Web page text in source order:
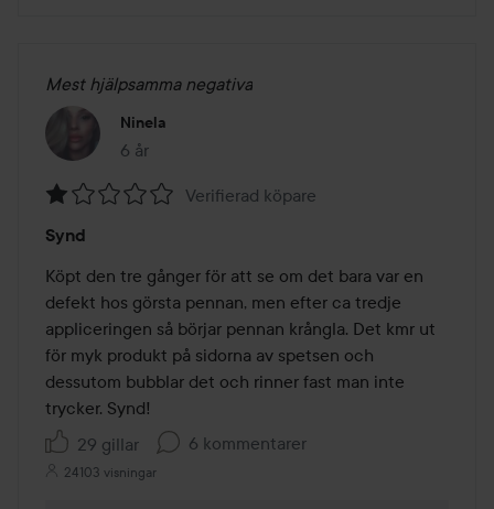
Mest hjälpsamma negativa
Ninela
6 år
Inlägget skapades 6 år
1
av
5
Verifierad köpare
Synd
Köpt den tre gånger för att se om det bara var en
defekt hos görsta pennan, men efter ca tredje
appliceringen så börjar pennan krångla. Det kmr ut
för myk produkt på sidorna av spetsen och
dessutom bubblar det och rinner fast man inte
trycker. Synd!
29 gillar
6 kommentarer
24103 visningar